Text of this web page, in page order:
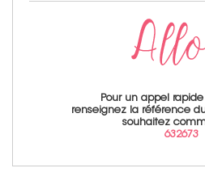
Pour un appel
renseignez la référence
souhaitez
632673